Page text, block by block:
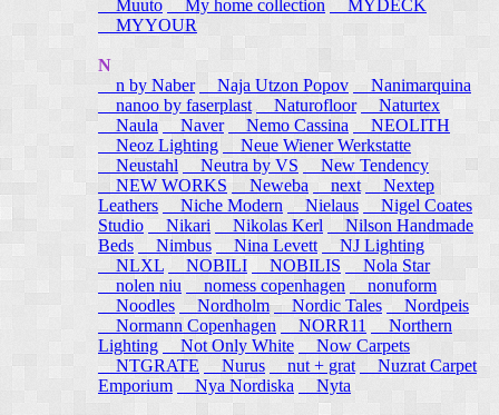
Muuto My home collection
MYDECK
MYYOUR
N
n by Naber
Naja Utzon Popov
Nanimarquina
nanoo by faserplast
Naturofloor
Naturtex
Naula
Naver Nemo Cassina
NEOLITH
Neoz Lighting
Neue Wiener Werkstatte
Neustahl
Neutra by VS
New Tendency
NEW WORKS
Neweba next
Nextep
Leathers
Niche Modern Nielaus
Nigel Coates
Studio
Nikari Nikolas Kerl
Nilson Handmade
Beds
Nimbus Nina Levett
NJ Lighting
NLXL
NOBILI NOBILIS
Nola Star
nolen niu
nomess copenhagen
nonuform
Noodles
Nordholm Nordic Tales
Nordpeis
Normann Copenhagen
NORR11
Northern
Lighting
Not Only White
Now Carpets
NTGRATE
Nurus nut + grat
Nuzrat Carpet
Emporium
Nya Nordiska Nyta